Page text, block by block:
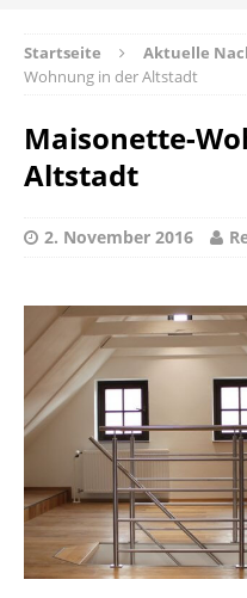
Startseite Aktuelle
Wohnung in der Altstadt
Maisonette-
Altstadt
2. November 2016